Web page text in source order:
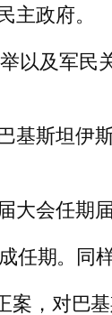
政府。
以及军
斯坦伊
会任期届
期。同
，对巴